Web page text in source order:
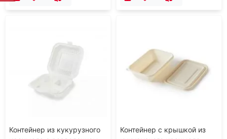
Контейнер из кукурузного
Контейнер с крышкой из